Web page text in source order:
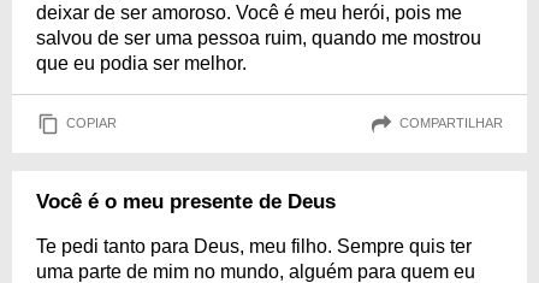
deixar de ser amoroso. Você é meu herói, pois me
salvou de ser uma pessoa ruim, quando me mostrou
que eu podia ser melhor.
COPIAR COMPARTILHAR
Você é o meu presente de Deus
Te pedi tanto para Deus, meu filho. Sempre quis ter
uma parte de mim no mundo, alguém para quem eu